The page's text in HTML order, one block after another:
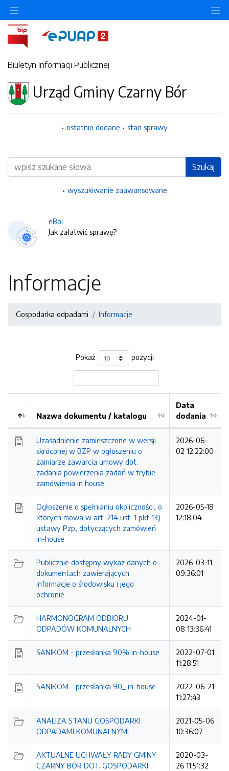
Biuletyn Informacji Publicznej
Urząd Gminy Czarny Bór
ostatnio dodane stan sprawy
Wyszukiwarka Szukaj
wyszukiwanie zaawansowane
eBoi
Jak załatwić sprawę?
Informacje
Gospodarka odpadami Informacje
Pokaż pozycji
Kolejność
Nazwa dokumentu / katalogu
Data
dodania
Uzasadnienie zamieszczone w wersji
skróconej w BZP w ogłoszeniu o
zamiarze zawarcia umowy dot.
zadania powierzenia zadań w trybie
zamówienia in house
2026-06-
02 12:22:00
Ogłoszenie o spełnianiu okoliczności, o
których mowa w art. 214 ust. 1 pkt 13)
ustawy Pzp, dotyczących zamówień
in-house
2026-05-18
12:18:04
Publicznie dostępny wykaz danych o
dokumentach zawierających
informacje o środowisku i jego
ochronie
2026-03-11
09:36:01
HARMONOGRAM ODBIORU
ODPADÓW KOMUNALNYCH
2024-01-
08 13:36:41
SANIKOM - przesłanka 90% in-house
2022-07-01
11:28:51
SANIKOM - przesłanka 90_ in-house
2022-06-21
11:27:43
ANALIZA STANU GOSPODARKI
ODPADAMI KOMUNALNYMI
2021-05-06
10:36:07
AKTUALNE UCHWAŁY RADY GMINY
CZARNY BÓR DOT. GOSPODARKI
2020-03-
26 11:51:32